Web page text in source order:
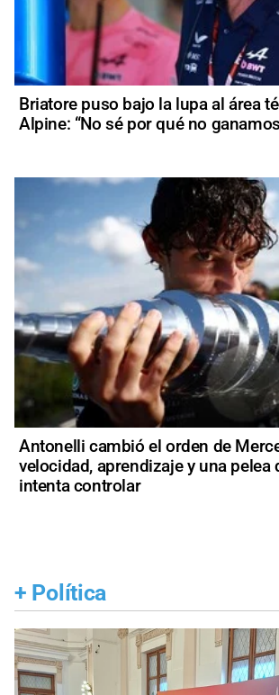
Briatore puso bajo la lupa al área
Alpine: “No sé por qué no
Antonelli cambió el orden de
velocidad, aprendizaje y una pelea
intenta controlar
+ Política